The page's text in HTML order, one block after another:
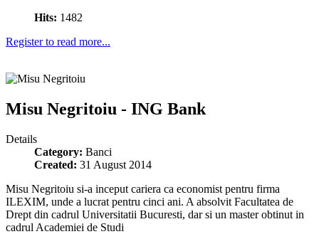
Hits: 1482
Register to read more...
Misu Negritoiu - ING Bank
Details
Category: Banci
Created: 31 August 2014
Misu Negritoiu si-a inceput cariera ca economist pentru firma
ILEXIM, unde a lucrat pentru cinci ani. A absolvit Facultatea de
Drept din cadrul Universitatii Bucuresti, dar si un master obtinut in
cadrul Academiei de Studi